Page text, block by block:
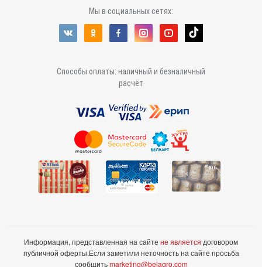
Мы в социальных сетях:
Способы оплаты: наличный и безналичный
расчёт
Информация, представленная на сайте не является договором
публичной оферты.Если заметили неточность на сайте просьба
сообщитьmarketing@belagro.com